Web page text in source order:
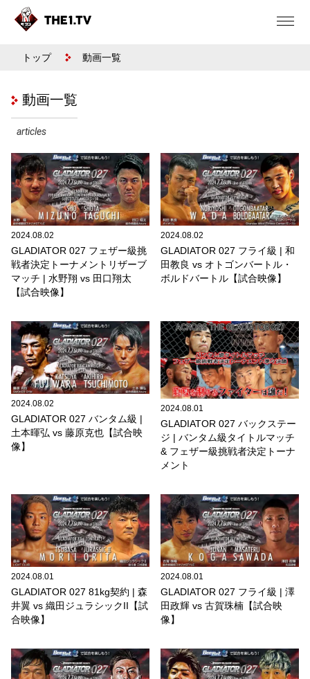
トップ 動画一覧
動画一覧
articles
2024.08.02
GLADIATOR 027 フェザー級挑
戦者決定トーナメントリザーブ
マッチ | 水野翔 vs 田口翔太
【試合映像】
2024.08.02
GLADIATOR 027 フライ級 | 和
田教良 vs オトゴンバートル・
ボルドバートル【試合映像】
2024.08.02
GLADIATOR 027 バンタム級 |
土本暉弘 vs 藤原克也【試合映
像】
2024.08.01
GLADIATOR 027 バックステー
ジ | バンタム級タイトルマッチ
& フェザー級挑戦者決定トーナ
メント
2024.08.01
GLADIATOR 027 81kg契約 | 森
井翼 vs 織田ジュラシックII【試
合映像】
2024.08.01
GLADIATOR 027 フライ級 | 澤
田政輝 vs 古賀珠楠【試合映
像】